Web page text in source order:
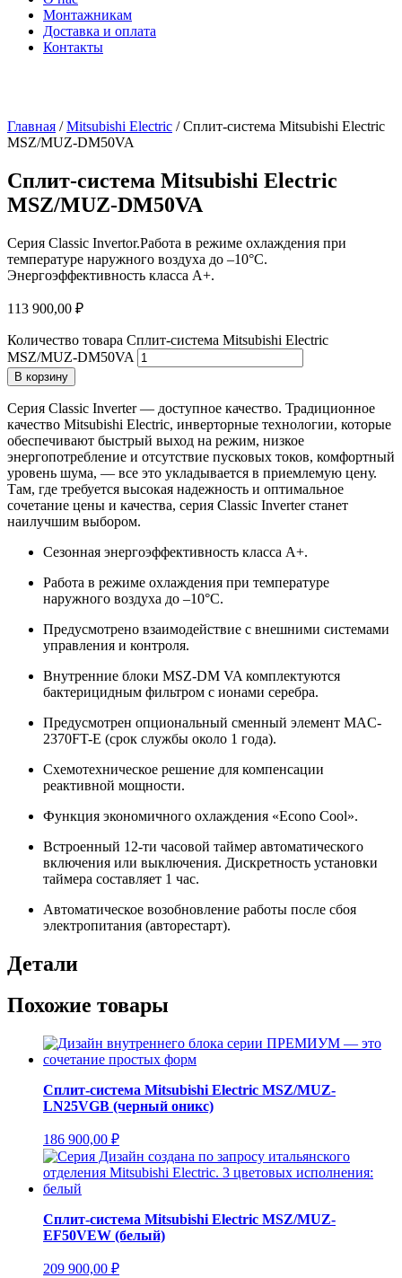
Монтажникам
Доставка и оплата
Контакты
Главная /Mitsubishi Electric / Сплит-система Mitsubishi Electric
MSZ/MUZ-DM50VA
Сплит-система Mitsubishi Electric
MSZ/MUZ-DM50VA
Серия Classic Invertor.Работа в режиме охлаждения при
температуре наружного воздуха до –10°C.
Энергоэффективность класса А+.
113 900,00 ₽
Количество товара Сплит-система Mitsubishi Electric
MSZ/MUZ-DM50VA
В корзину
Серия Classic Inverter — доступное качество. Традиционное
качество Mitsubishi Electric, инверторные технологии, которые
обеспечивают быстрый выход на режим, низкое
энергопотребление и отсутствие пусковых токов, комфортный
уровень шума, — все это укладывается в приемлемую цену.
Там, где требуется высокая надежность и оптимальное
сочетание цены и качества, серия Classic Inverter станет
наилучшим выбором.
Сезонная энергоэффективность класса А+.
Работа в режиме охлаждения при температуре
наружного воздуха до –10°C.
Предусмотрено взаимодействие с внешними системами
управления и контроля.
Внутренние блоки MSZ-DM VA комплектуются
бактерицидным фильтром с ионами серебра.
Предусмотрен опциональный сменный элемент MAC-
2370FT-E (срок службы около 1 года).
Схемотехническое решение для компенсации
реактивной мощности.
Функция экономичного охлаждения «Econo Cool».
Встроенный 12-ти часовой таймер автоматического
включения или выключения. Дискретность установки
таймера составляет 1 час.
Автоматическое возобновление работы после сбоя
электропитания (авторестарт).
Детали
Похожие товары
Сплит-система Mitsubishi Electric MSZ/MUZ-
LN25VGB (черный оникс)
186 900,00 ₽
Сплит-система Mitsubishi Electric MSZ/MUZ-
EF50VEW (белый)
209 900,00 ₽